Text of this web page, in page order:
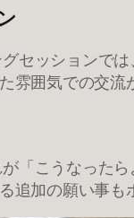
セッションで
雰囲気での交流
「こうなった
追加の願い事も